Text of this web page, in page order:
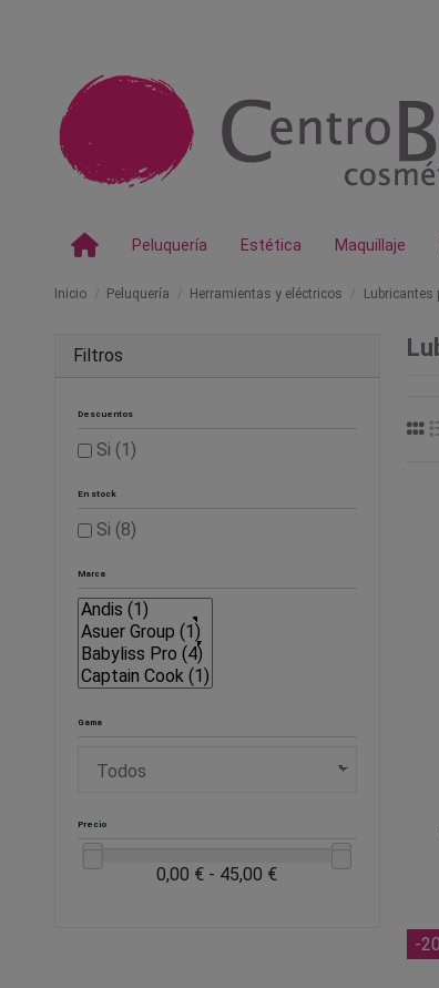
Peluquería Estética Maquillaje
Inicio Peluquería Herramientas y eléctricos Lubricantes
-
Filtros
Descuentos
Si (1)
En stock
Si (8)
Marca
Gama
Precio
0,00 € - 45,00 €